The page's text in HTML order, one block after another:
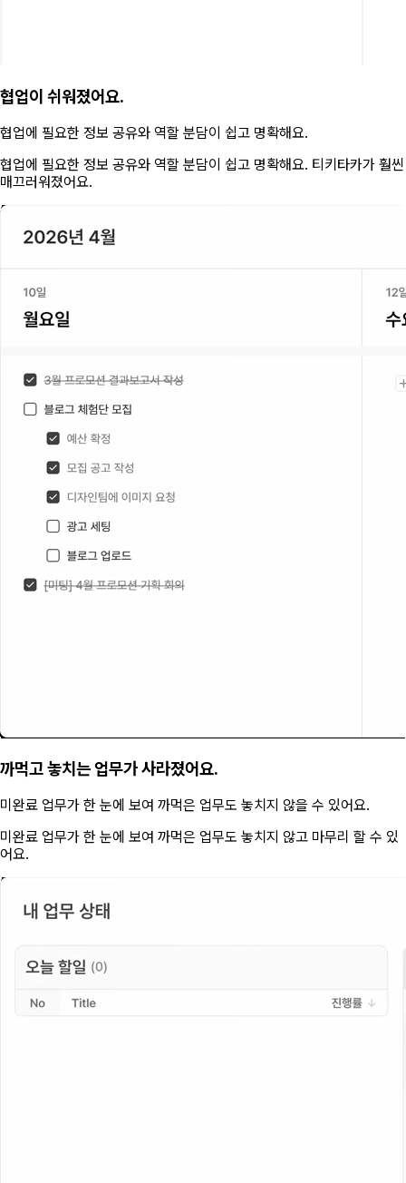
협업이 쉬워졌어요.
협업에 필요한 정보 공유와 역할 분담이 쉽고 명확해요.
협업에 필요한 정보 공유와 역할 분담이 쉽고 명확해요. 티키타카가 훨씬
매끄러워졌어요.
까먹고 놓치는 업무가 사라졌어요.
미완료 업무가 한 눈에 보여 까먹은 업무도 놓치지 않을 수 있어요.
미완료 업무가 한 눈에 보여 까먹은 업무도 놓치지 않고 마무리 할 수 있
어요.